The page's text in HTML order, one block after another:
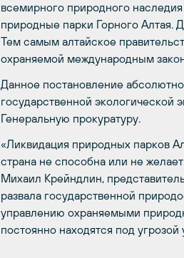
всемирного природного
природные парки Горного Алтая.
Тем самым алтайское
охраняемой международным
Данное постановление
государственной экологической
Генеральную прокуратуру.
«Ликвидация природных парков
страна не способна или не
Михаил Крейндлин,
развала государственной
управлению охраняемыми
постоянно находятся под угрозой